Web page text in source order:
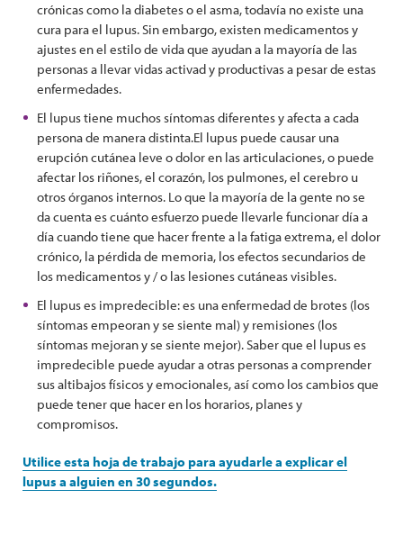
crónicas como la diabetes o el asma, todavía no existe una
cura para el lupus. Sin embargo, existen medicamentos y
ajustes en el estilo de vida que ayudan a la mayoría de las
personas a llevar vidas activad y productivas a pesar de estas
enfermedades.
El lupus tiene muchos síntomas diferentes y afecta a cada
persona de manera distinta.El lupus puede causar una
erupción cutánea leve o dolor en las articulaciones, o puede
afectar los riñones, el corazón, los pulmones, el cerebro u
otros órganos internos. Lo que la mayoría de la gente no se
da cuenta es cuánto esfuerzo puede llevarle funcionar día a
día cuando tiene que hacer frente a la fatiga extrema, el dolor
crónico, la pérdida de memoria, los efectos secundarios de
los medicamentos y / o las lesiones cutáneas visibles.
El lupus es impredecible: es una enfermedad de brotes (los
síntomas empeoran y se siente mal) y remisiones (los
síntomas mejoran y se siente mejor). Saber que el lupus es
impredecible puede ayudar a otras personas a comprender
sus altibajos físicos y emocionales, así como los cambios que
puede tener que hacer en los horarios, planes y
compromisos.
Utilice esta hoja de trabajo para ayudarle a explicar el
lupus a alguien en 30 segundos.